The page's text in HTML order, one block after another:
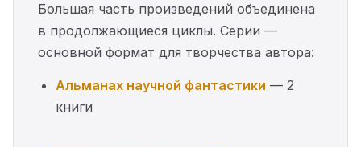
Большая часть произведений объединена
в продолжающиеся циклы. Серии —
основной формат для творчества автора:
Альманах научной фантастики — 2
книги